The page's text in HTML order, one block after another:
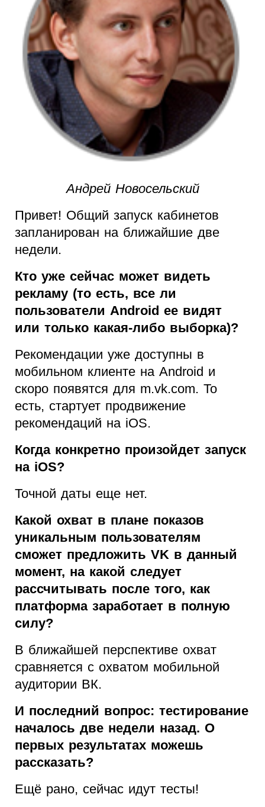
Андрей Новосельский
Привет! Общий запуск кабинетов
запланирован на ближайшие две
недели.
Кто уже сейчас может видеть
рекламу (то есть, все ли
пользователи Android ее видят
или только какая-либо выборка)?
Рекомендации уже доступны в
мобильном клиенте на Android и
скоро появятся для m.vk.com. То
есть, стартует продвижение
рекомендаций на iOS.
Когда конкретно произойдет запуск
на iOS?
Точной даты еще нет.
Какой охват в плане показов
уникальным пользователям
сможет предложить VK в данный
момент, на какой следует
рассчитывать после того, как
платформа заработает в полную
силу?
В ближайшей перспективе охват
сравняется с охватом мобильной
аудитории ВК.
И последний вопрос: тестирование
началось две недели назад. О
первых результатах можешь
рассказать?
Ещё рано, сейчас идут тесты!